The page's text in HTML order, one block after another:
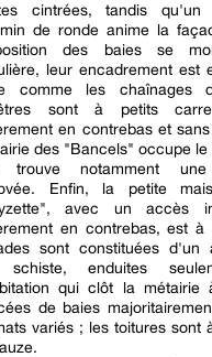
cintrées, tandis qu'un
de ronde anime la
des baies se
leur encadrement est
comme les chaînages
sont à petits
en contrebas et
des "Bancels" occupe
trouve notamment une
Enfin, la petite
avec un accès
en contrebas, est à
sont constituées d'un
enduites
qui clôt la métairie
de baies
variés ; les toitures sont